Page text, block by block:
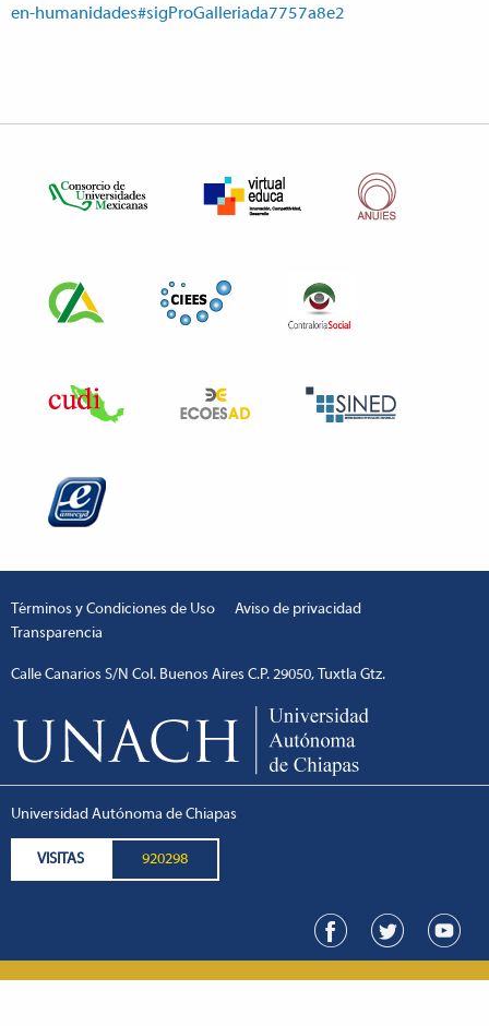
en-humanidades#sigProGalleriada7757a8e2
Términos y Condiciones de Uso
Aviso de privacidad
Transparencia
Calle Canarios S/N Col. Buenos Aires C.P. 29050, Tuxtla Gtz.
Universidad Autónoma de Chiapas
VISITAS 920298